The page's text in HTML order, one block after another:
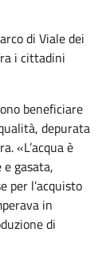
di Viale dei
i cittadini
beneficiare
depurata
«L’acqua è
gasata,
per l’acquisto
in
di